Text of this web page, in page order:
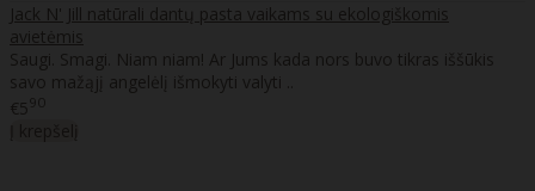
Jack N' Jill natūrali dantų pasta vaikams su ekologiškomis
avietėmis
Saugi. Smagi. Niam niam! Ar Jums kada nors buvo tikras iššūkis
savo mažąjį angelėlį išmokyti valyti ..
€590